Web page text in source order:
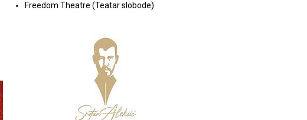
Freedom Theatre (Teatar slobode)